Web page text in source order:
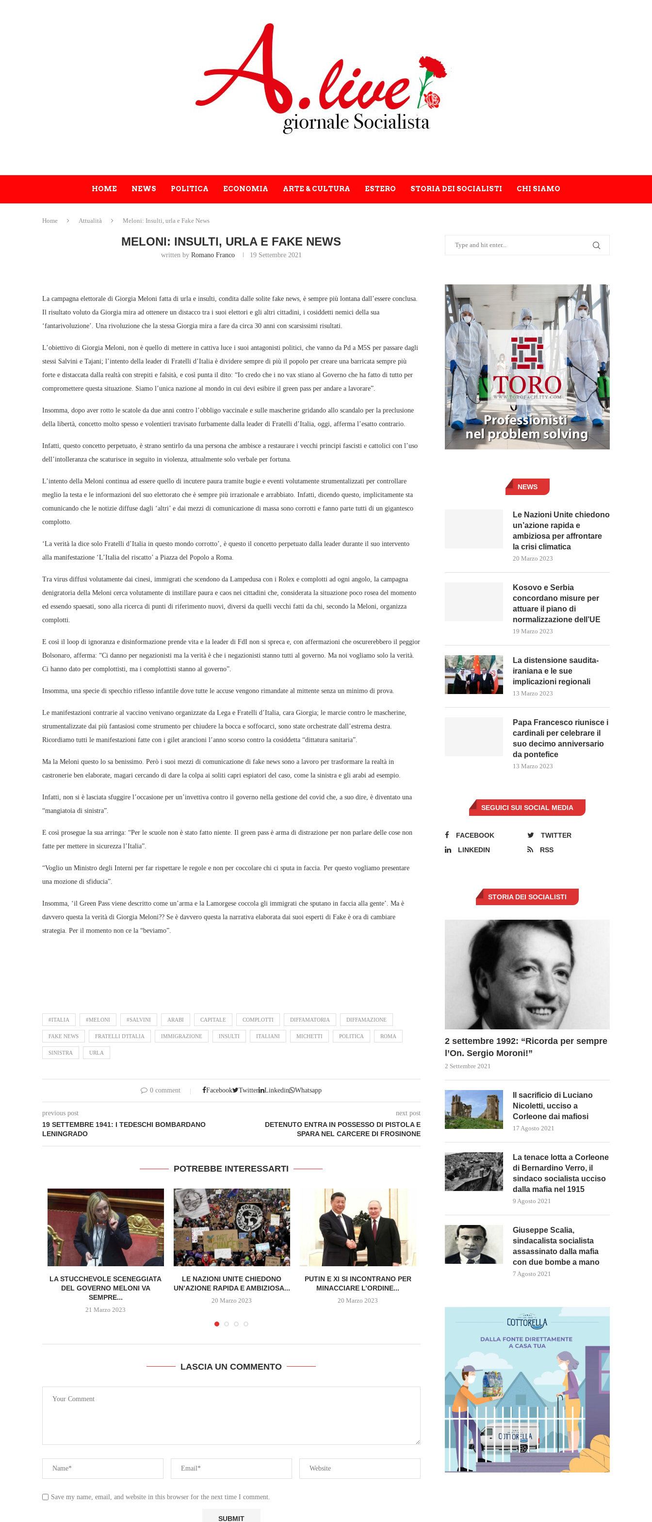
HOME NEWS POLITICA ECONOMIA ARTE & CULTURA ESTERO STORIA DEI SOCIALISTI CHI SIAMO
Home Attualità Meloni: Insulti, urla e Fake News
MELONI: INSULTI, URLA E FAKE NEWS
written by Romano Franco 19 Settembre 2021
La campagna elettorale di Giorgia Meloni fatta di urla e insulti, condita dalle solite fake news, è sempre più lontana dall’essere conclusa.
Il risultato voluto da Giorgia mira ad ottenere un distacco tra i suoi elettori e gli altri cittadini, i cosiddetti nemici della sua
‘fantarivoluzione’. Una rivoluzione che la stessa Giorgia mira a fare da circa 30 anni con scarsissimi risultati.
L’obiettivo di Giorgia Meloni, non è quello di mettere in cattiva luce i suoi antagonisti politici, che vanno da Pd a M5S per passare dagli
stessi Salvini e Tajani; l’intento della leader di Fratelli d’Italia è dividere sempre di più il popolo per creare una barricata sempre più
forte e distaccata dalla realtà con strepiti e falsità, e così punta il dito: “Io credo che i no vax stiano al Governo che ha fatto di tutto per
compromettere questa situazione. Siamo l’unica nazione al mondo in cui devi esibire il green pass per andare a lavorare”.
Insomma, dopo aver rotto le scatole da due anni contro l’obbligo vaccinale e sulle mascherine gridando allo scandalo per la preclusione
della libertà, concetto molto spesso e volentieri travisato furbamente dalla leader di Fratelli d’Italia, oggi, afferma l’esatto contrario.
Infatti, questo concetto perpetuato, è strano sentirlo da una persona che ambisce a restaurare i vecchi principi fascisti e cattolici con l’uso
dell’intolleranza che scaturisce in seguito in violenza, attualmente solo verbale per fortuna.
L’intento della Meloni continua ad essere quello di incutere paura tramite bugie e eventi volutamente strumentalizzati per controllare
meglio la testa e le informazioni del suo elettorato che è sempre più irrazionale e arrabbiato. Infatti, dicendo questo, implicitamente sta
comunicando che le notizie diffuse dagli ‘altri’ e dai mezzi di comunicazione di massa sono corrotti e fanno parte tutti di un gigantesco
complotto.
‘La verità la dice solo Fratelli d’Italia in questo mondo corrotto’, è questo il concetto perpetuato dalla leader durante il suo intervento
alla manifestazione ‘L’Italia del riscatto’ a Piazza del Popolo a Roma.
Tra virus diffusi volutamente dai cinesi, immigrati che scendono da Lampedusa con i Rolex e complotti ad ogni angolo, la campagna
denigratoria della Meloni cerca volutamente di instillare paura e caos nei cittadini che, considerata la situazione poco rosea del momento
ed essendo spaesati, sono alla ricerca di punti di riferimento nuovi, diversi da quelli vecchi fatti da chi, secondo la Meloni, organizza
complotti.
E così il loop di ignoranza e disinformazione prende vita e la leader di FdI non si spreca e, con affermazioni che oscurerebbero il peggior
Bolsonaro, afferma: “Ci danno per negazionisti ma la verità è che i negazionisti stanno tutti al governo. Ma noi vogliamo solo la verità.
Ci hanno dato per complottisti, ma i complottisti stanno al governo”.
Insomma, una specie di specchio riflesso infantile dove tutte le accuse vengono rimandate al mittente senza un minimo di prova.
Le manifestazioni contrarie al vaccino venivano organizzate da Lega e Fratelli d’Italia, cara Giorgia; le marcie contro le mascherine,
strumentalizzate dai più fantasiosi come strumento per chiudere la bocca e soffocarci, sono state orchestrate dall’estrema destra.
Ricordiamo tutti le manifestazioni fatte con i gilet arancioni l’anno scorso contro la cosiddetta “dittatura sanitaria”.
Ma la Meloni questo lo sa benissimo. Però i suoi mezzi di comunicazione di fake news sono a lavoro per trasformare la realtà in
castronerie ben elaborate, magari cercando di dare la colpa ai soliti capri espiatori del caso, come la sinistra e gli arabi ad esempio.
Infatti, non si è lasciata sfuggire l’occasione per un’invettiva contro il governo nella gestione del covid che, a suo dire, è diventato una
“mangiatoia di sinistra”.
E così prosegue la sua arringa: “Per le scuole non è stato fatto niente. Il green pass è arma di distrazione per non parlare delle cose non
fatte per mettere in sicurezza l’Italia”.
“Voglio un Ministro degli Interni per far rispettare le regole e non per coccolare chi ci sputa in faccia. Per questo vogliamo presentare
una mozione di sfiducia”.
Insomma, ‘il Green Pass viene descritto come un’arma e la Lamorgese coccola gli immigrati che sputano in faccia alla gente’. Ma è
davvero questa la verità di Giorgia Meloni?? Se è davvero questa la narrativa elaborata dai suoi esperti di Fake è ora di cambiare
strategia. Per il momento non ce la “beviamo”.
#ITALIA #MELONI #SALVINI ARABI CAPITALE COMPLOTTI DIFFAMATORIA DIFFAMAZIONE
FAKE NEWS FRATELLI D'ITALIA IMMIGRAZIONE INSULTI ITALIANI MICHETTI POLITICA ROMA
SINISTRA URLA
0 comment Facebook Twitter Linkedin Whatsapp
previous post
19 SETTEMBRE 1941: I TEDESCHI BOMBARDANO
LENINGRADO
next post
DETENUTO ENTRA IN POSSESSO DI PISTOLA E
SPARA NEL CARCERE DI FROSINONE
POTREBBE INTERESSARTI
LA STUCCHEVOLE SCENEGGIATA
DEL GOVERNO MELONI VA
SEMPRE...
21 Marzo 2023
LE NAZIONI UNITE CHIEDONO
UN’AZIONE RAPIDA E AMBIZIOSA...
20 Marzo 2023
PUTIN E XI SI INCONTRANO PER
MINACCIARE L’ORDINE...
20 Marzo 2023
PUTIN VISITA MARIUPOL PER LA
LASCIA UN COMMENTO
Save my name, email, and website in this browser for the next time I comment.
NEWS
Le Nazioni Unite chiedono
un’azione rapida e
ambiziosa per affrontare
la crisi climatica
20 Marzo 2023
Kosovo e Serbia
concordano misure per
attuare il piano di
normalizzazione dell’UE
19 Marzo 2023
La distensione saudita-
iraniana e le sue
implicazioni regionali
13 Marzo 2023
Papa Francesco riunisce i
cardinali per celebrare il
suo decimo anniversario
da pontefice
13 Marzo 2023
SEGUICI SUI SOCIAL MEDIA
FACEBOOK
TWITTER
LINKEDIN
RSS
STORIA DEI SOCIALISTI
2 settembre 1992: “Ricorda per sempre
l’On. Sergio Moroni!”
2 Settembre 2021
Il sacrificio di Luciano
Nicoletti, ucciso a
Corleone dai mafiosi
17 Agosto 2021
La tenace lotta a Corleone
di Bernardino Verro, il
sindaco socialista ucciso
dalla mafia nel 1915
9 Agosto 2021
Giuseppe Scalia,
sindacalista socialista
assassinato dalla mafia
con due bombe a mano
7 Agosto 2021